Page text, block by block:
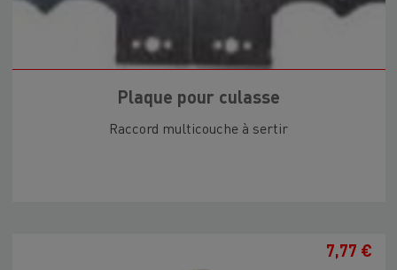
Plaque pour culasse
Raccord multicouche à sertir
7,77 €